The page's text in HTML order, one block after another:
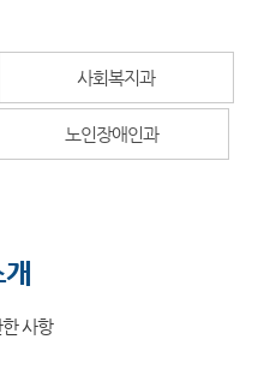
사회복지과
노인장애인과
사항